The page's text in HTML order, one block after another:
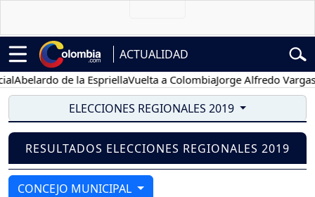
ACTUALIDAD
Abelardo de la EspriellaVuelta a ColombiaJorge Alfredo Vargas
ELECCIONES REGIONALES 2019
RESULTADOS ELECCIONES REGIONALES 2019
CONCEJO MUNICIPAL